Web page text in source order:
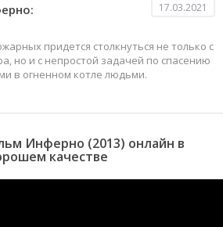
17.03.2021
придется столкнуться не только с
но и с непростой задачей по спасению
в огненном котле людьми.
Инферно (2013) онлайн в
качестве